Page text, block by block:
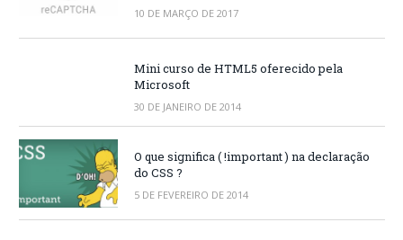
10 DE MARÇO DE 2017
Mini curso de HTML5 oferecido pela
Microsoft
30 DE JANEIRO DE 2014
O que significa ( !important ) na declaração
do CSS ?
5 DE FEVEREIRO DE 2014